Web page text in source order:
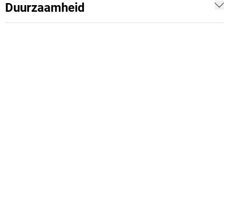
Duurzaamheid